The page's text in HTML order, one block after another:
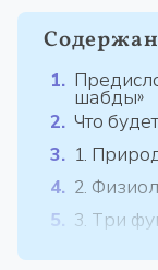
шабды»
Что
1.
2.
3. Три